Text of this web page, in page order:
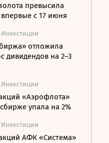
превысила
впервые с 17 июня
отложила
дивидендов на 2–3
«Аэрофлота»
упала на 2%
АФК «Система»